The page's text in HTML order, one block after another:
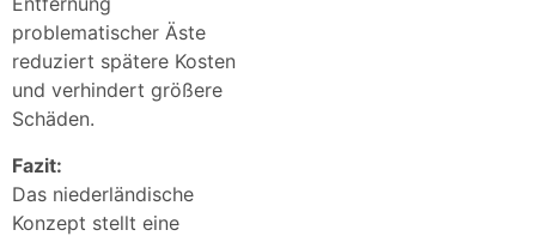
problematischer Äste
reduziert spätere Kosten
und verhindert größere
Schäden.
Fazit:
Das niederländische
Konzept stellt eine